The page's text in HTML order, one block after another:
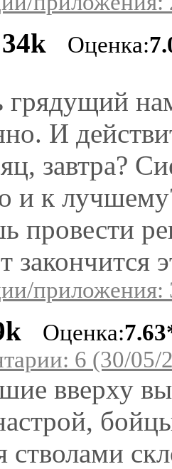
34k Оценка:
грядущий
И
завтра?
и к
провести
закончится
приложения:
Оценка:
6 (30/05/
вверху
стволами